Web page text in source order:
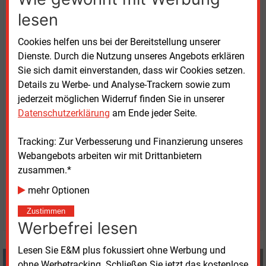
lesen
Cookies helfen uns bei der Bereitstellung unserer
Dienste. Durch die Nutzung unseres Angebots erklären
Sie sich damit einverstanden, dass wir Cookies setzen.
Details zu Werbe- und Analyse-Trackern sowie zum
jederzeit möglichen Widerruf finden Sie in unserer
Datenschutzerklärung am Ende jeder Seite.
Tracking: Zur Verbesserung und Finanzierung unseres
Webangebots arbeiten wir mit Drittanbietern
zusammen.*
mehr Optionen
Zustimmen
Werbefrei lesen
Lesen Sie E&M plus fokussiert ohne Werbung und
Die auch E-Autofahrern zugutekommen. Eon Drive-
Geschäftsführer Christoph Ebert sieht erhebliches
Potenzial für Schnelllader an Tankstellen, weil es dort
in der Regel bereits ein „attraktives Serviceangebot“
gebe. Während des Aufladens können die Shop-,
Convenience- und Gastronomieangebote genutzt
werden. Laut einer Eon-Umfrage würden sich
Ladepunkte an Tankstellen wünschen.
Imke Herzog
© 2026 Energie & Management GmbH